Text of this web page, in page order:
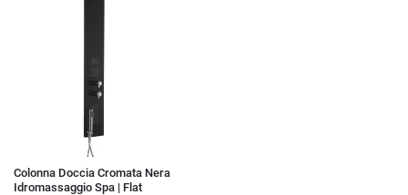
Colonna Doccia Cromata Nera
Idromassaggio Spa | Flat